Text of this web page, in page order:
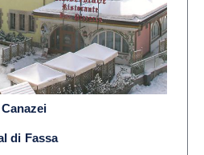
Canazei
di Fassa